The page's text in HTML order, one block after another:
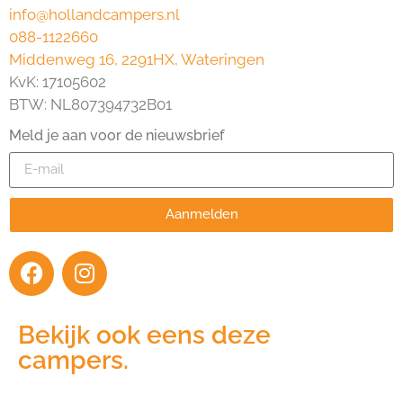
info@hollandcampers.nl
088-1122660
Middenweg 16, 2291HX, Wateringen
KvK: 17105602
BTW: NL807394732B01
Meld je aan voor de nieuwsbrief
Aanmelden
Bekijk ook eens deze
campers.